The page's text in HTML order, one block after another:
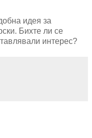
идея за
Бихте ли се
интерес?